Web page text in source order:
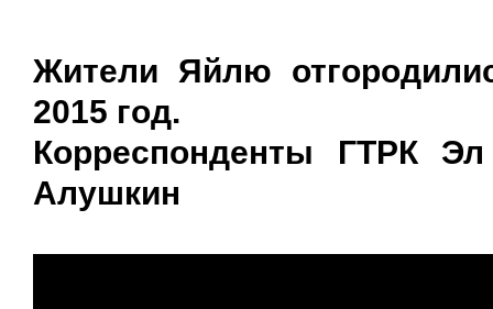
Жители Яйлю
2015 год.
Корреспонденты ГТРК
Алушкин